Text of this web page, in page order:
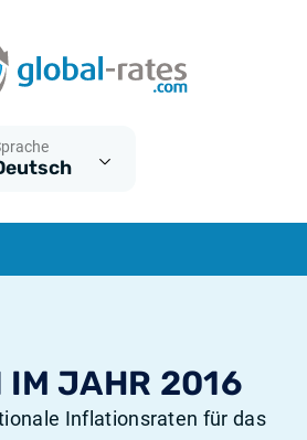
IM JAHR 2016
Inflationsraten für das